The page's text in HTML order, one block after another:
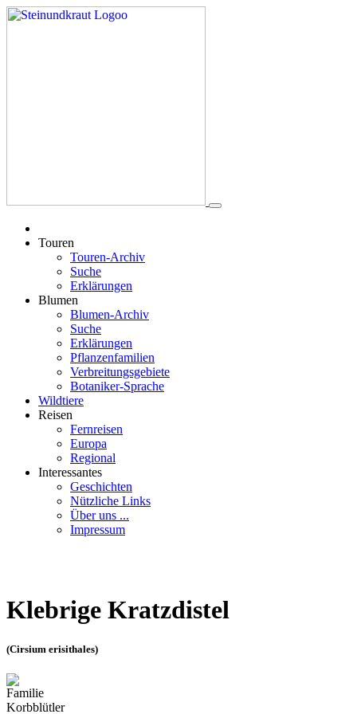
Touren
Touren-Archiv
Suche
Erklärungen
Blumen
Blumen-Archiv
Suche
Erklärungen
Pflanzenfamilien
Verbreitungsgebiete
Botaniker-Sprache
Wildtiere
Reisen
Fernreisen
Europa
Regional
Interessantes
Geschichten
Nützliche Links
Über uns ...
Impressum
Klebrige Kratzdistel
(Cirsium erisithales)
Familie
Korbblütler